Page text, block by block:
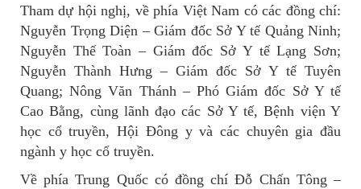
Tham dự hội nghị, về phía Việt Nam có các đồng chí:
Nguyễn Trọng Diện – Giám đốc Sở Y tế Quảng Ninh;
Nguyễn Thế Toàn – Giám đốc Sở Y tế Lạng Sơn;
Nguyễn Thành Hưng – Giám đốc Sở Y tế Tuyên
Quang; Nông Văn Thánh – Phó Giám đốc Sở Y tế
Cao Bằng, cùng lãnh đạo các Sở Y tế, Bệnh viện Y
học cổ truyền, Hội Đông y và các chuyên gia đầu
ngành y học cổ truyền.
Về phía Trung Quốc có đồng chí Đỗ Chấn Tông –